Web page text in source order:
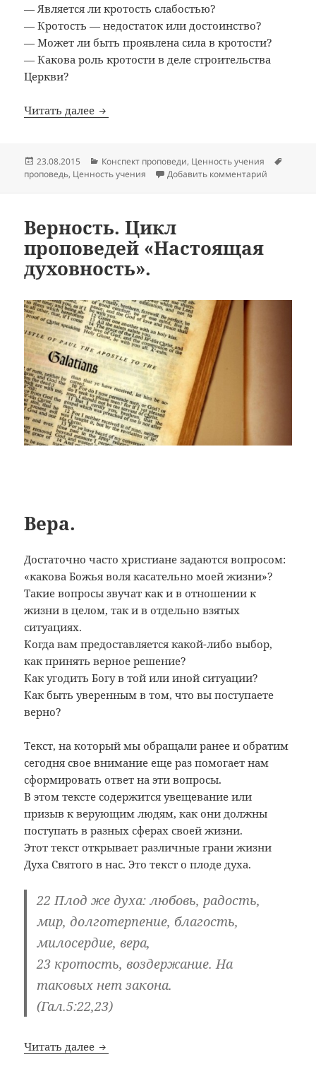
— Является ли кротость слабостью?
— Кротость — недостаток или достоинство?
— Может ли быть проявлена сила в кротости?
— Какова роль кротости в деле строительства
Церкви?
Читать далее Кротость. Цикл проповедей «Настоящая
Опубликовано
23.08.2015 Рубрики
Конспект проповеди, Ценность учения
проповедь, Ценность учения Добавить комментарий
Верность. Цикл
проповедей «Настоящая
духовность».
Вера.
Достаточно часто христиане задаются вопросом:
«какова Божья воля касательно моей жизни»?
Такие вопросы звучат как и в отношении к
жизни в целом, так и в отдельно взятых
ситуациях.
Когда вам предоставляется какой-либо выбор,
как принять верное решение?
Как угодить Богу в той или иной ситуации?
Как быть уверенным в том, что вы поступаете
верно?
Текст, на который мы обращали ранее и обратим
сегодня свое внимание еще раз помогает нам
сформировать ответ на эти вопросы.
В этом тексте содержится увещевание или
призыв к верующим людям, как они должны
поступать в разных сферах своей жизни.
Этот текст открывает различные грани жизни
Духа Святого в нас. Это текст о плоде духа.
22 Плод же духа:любовь, радость,
мир, долготерпение, благость,
милосердие, вера,
23 кротость, воздержание. На
таковых нет закона.
(Гал.5:22,23)
Читать далее Верность. Цикл проповедей «Настоящая